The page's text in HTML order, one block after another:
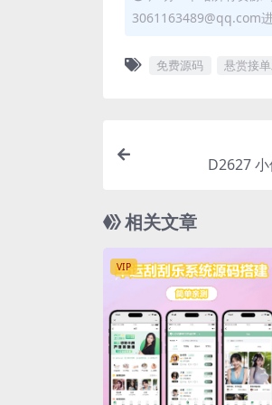
3061163489@qq.com进
免费源码 悬赏接
D2627
相关文章
VIP